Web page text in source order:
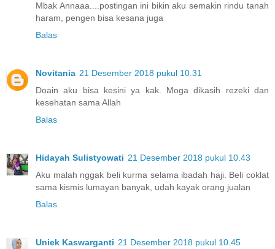
Mbak Annaaa....postingan ini bikin aku semakin rindu tanah
haram, pengen bisa kesana juga
Balas
Novitania 21 Desember 2018 pukul 10.31
Doain aku bisa kesini ya kak. Moga dikasih rezeki dan
kesehatan sama Allah
Balas
Hidayah Sulistyowati 21 Desember 2018 pukul 10.43
Aku malah nggak beli kurma selama ibadah haji. Beli coklat
sama kismis lumayan banyak, udah kayak orang jualan
Balas
Uniek Kaswarganti 21 Desember 2018 pukul 10.45